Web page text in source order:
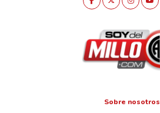
Sobre nosotros